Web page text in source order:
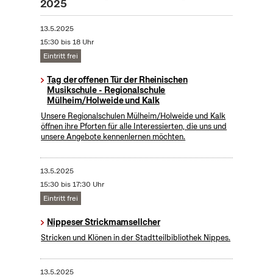
2025
13.5.2025
15:30 bis 18 Uhr
Eintritt frei
Tag der offenen Tür der Rheinischen
Musikschule - Regionalschule
Mülheim/Holweide und Kalk
Unsere Regionalschulen Mülheim/Holweide und Kalk
öffnen ihre Pforten für alle Interessierten, die uns und
unsere Angebote kennenlernen möchten.
13.5.2025
15:30 bis 17:30 Uhr
Eintritt frei
Nippeser Strickmamsellcher
Stricken und Klönen in der Stadtteilbibliothek Nippes.
13.5.2025